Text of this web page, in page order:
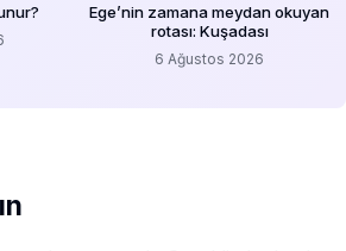
Ege’nin zamana meydan okuyan
rotası: Kuşadası
6 Ağustos 2026